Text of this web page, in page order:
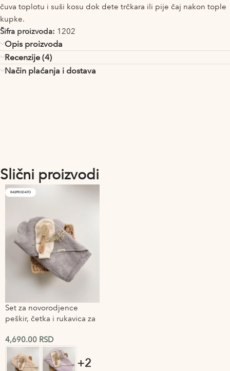
čuva toplotu i suši kosu dok dete trčkara ili pije čaj nakon tople
kupke.
Šifra proizvoda: 1202
Opis proizvoda
Recenzije (4)
Način plaćanja i dostava
Slični proizvodi
RASPRODATO
Set za novorodjence
peškir, četka i rukavica za
4,690.00 RSD
+2